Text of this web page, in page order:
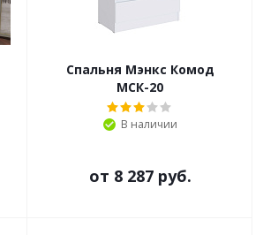
Спальня Мэнкс Комод
МСК-20
В наличии
от 8 287 руб.